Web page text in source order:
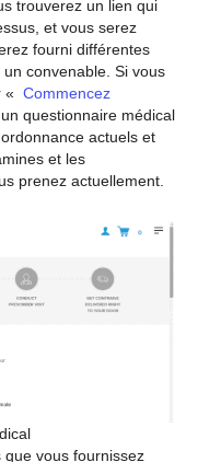
trouverez un lien qui
et vous serez
fourni différentes
convenable. Si vous
« Commencez
questionnaire médical
actuels et
et les
prenez actuellement.
vous fournissez